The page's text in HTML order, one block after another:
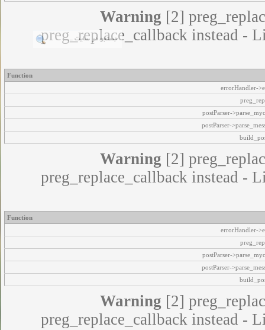
Warning [2]
preg_replace_callback instead -
Function
errorHandler-
postParser-
postParser-
Warning [2]
preg_replace_callback instead -
Function
errorHandler-
postParser-
postParser-
Warning [2]
preg_replace_callback instead -